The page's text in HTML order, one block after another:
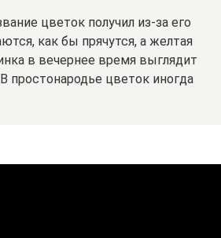
цветок получил из-за его
как бы прячутся, а желтая
в вечернее время выглядит
цветок иногда